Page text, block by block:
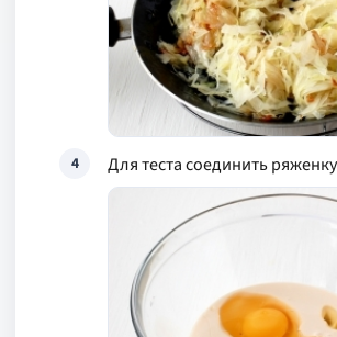
4 Для теста соединить